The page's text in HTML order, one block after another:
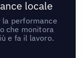
locale
la performance
che monitora
e fa il lavoro.